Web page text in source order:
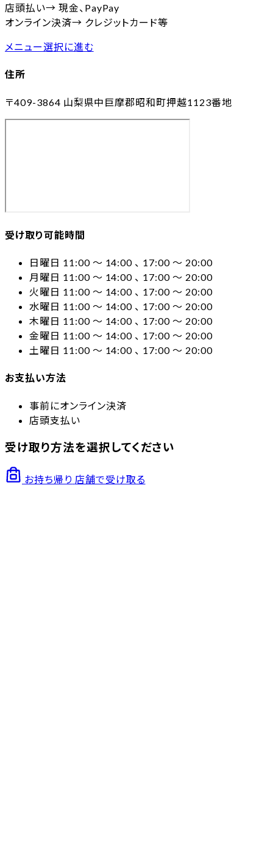
店頭払い→ 現金、PayPay
オンライン決済→ クレジットカード等
メニュー選択に進む
住所
〒409-3864 山梨県中巨摩郡昭和町押越1123番地
受け取り可能時間
日曜日 11:00 〜 14:00 、 17:00 〜 20:00
月曜日 11:00 〜 14:00 、 17:00 〜 20:00
火曜日 11:00 〜 14:00 、 17:00 〜 20:00
水曜日 11:00 〜 14:00 、 17:00 〜 20:00
木曜日 11:00 〜 14:00 、 17:00 〜 20:00
金曜日 11:00 〜 14:00 、 17:00 〜 20:00
土曜日 11:00 〜 14:00 、 17:00 〜 20:00
お支払い方法
事前にオンライン決済
店頭支払い
受け取り方法を選択してください
お持ち帰り 店舗で受け取る